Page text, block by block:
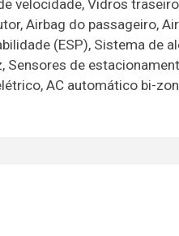
velocidade, Vidros
Airbag do passageiro,
(ESP), Sistema de
Sensores de
AC automático bi-